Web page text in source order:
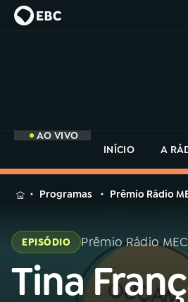
AO VIVO
INÍCIO
A
MENU
Buscar
na
Rádio
MEC
Programas Prêmio Rádio
EPISÓDIO Prêmio Rádio MEC
Tina